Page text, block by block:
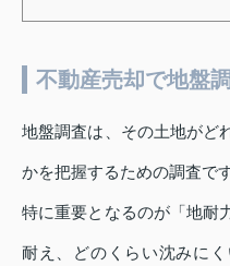
不動産売却で地盤
地盤調査は、その土地がど
かを把握するための調査です
特に重要となるのが「地耐
耐え、どのくらい沈みに